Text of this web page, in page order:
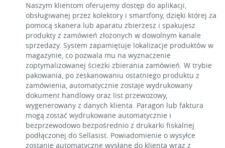
Naszym klientom oferujemy dostęp do aplikacji,
obsługiwanej przez kolektory i smartfony, dzięki której za
pomocą skanera lub aparatu zbierzesz i spakujesz
produkty z zamówień złożonych w dowolnym kanale
sprzedaży. System zapamiętuje lokalizacje produktów w
magazynie, co pozwala mu na wyznaczenie
zoptymalizowanej ścieżki zbierania zamówień. W trybie
pakowania, po zeskanowaniu ostatniego produktu z
zamówienia, automatycznie zostaje wydrukowany
dokument handlowy oraz list przewozowy,
wygenerowany z danych klienta. Paragon lub faktura
mogą zostać wydrukowane automatycznie i
bezprzewodowo bezpośrednio z drukarki fiskalnej
podłączonej do Sellasist. Powiadomienie o wysyłce
zostanie automatyczne wysłane do klienta wraz z